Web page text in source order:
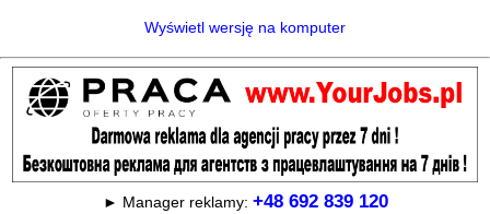
Wyświetl wersję na komputer
► Manager reklamy: +48 692 839 120